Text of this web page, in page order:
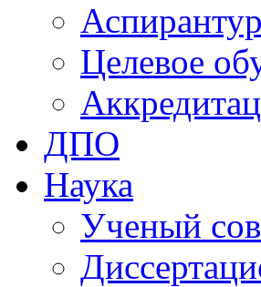
Целевое
ДПО
Наука
Ученый